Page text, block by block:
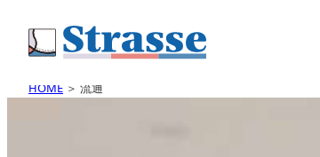
HOME ＞ 流通